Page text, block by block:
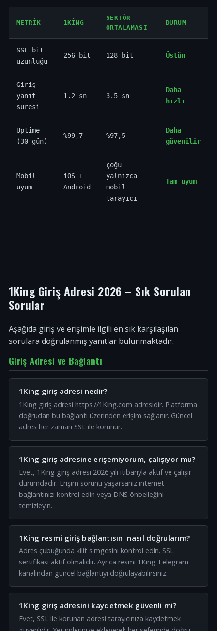
METRIK 1KING
SEKTÖR
ORTALAMASI
DURUM
SSL bit
uzunluğu
256-bit 128-bit Üstün
Giriş
yanıt
süresi
1.2 sn 3.5 sn
Daha
hızlı
Uptime
(30 gün)
%99,7 %97,5
Daha
güvenilir
Mobil
uyum
iOS +
Android
çoğu
yalnızca
mobil
tarayıcı
Tam uyum
1King Giriş Adresi 2026 – Sık Sorulan
Sorular
Aşağıda giriş ve erişimle ilgili en sık karşılaşılan
sorulara doğrulanmış yanıtlar bulunmaktadır.
Giriş Adresi ve Bağlantı
1King giriş adresi nedir?
1King giriş adresi https://1King.com adresidir. Platforma
doğrudan bu bağlantı üzerinden erişim sağlanır. Güncel
adres her zaman SSL ile korunur.
1King giriş adresine erişemiyorum, çalışıyor mu?
Evet, 1King giriş adresi 2026 yılı itibarıyla aktif ve çalışır
durumdadır. Erişim sorunu yaşarsanız internet
bağlantınızı kontrol edin veya DNS önbelleğini
temizleyin.
1King resmi giriş bağlantısını nasıl doğrularım?
Adres çubuğunda kilit simgesini kontrol edin. SSL
sertifikası aktif olmalıdır. Ayrıca resmi 1King Telegram
kanalından güncel bağlantıyı doğrulayabilirsiniz.
1King giriş adresini kaydetmek güvenli mi?
Evet, SSL ile korunan adresi tarayıcınıza kaydetmek